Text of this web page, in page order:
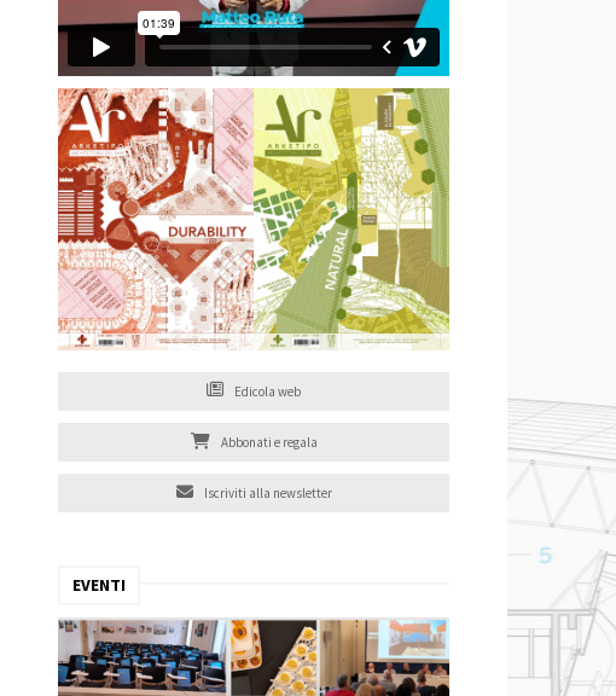
Edicola web
Abbonati e regala
Iscriviti alla newsletter
EVENTI